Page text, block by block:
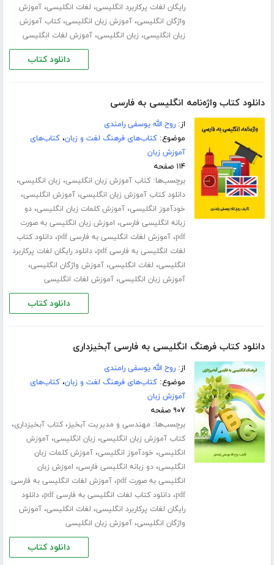
رایگان لغات پرکاربرد انگلیسی، لغات انگلیسی،آموزش
واژگان انگلیسی،آموزش زبان انگلیسی،کتاب آموزش
زبان انگلیسی، زبان انگلیسی،آموزش لغات انگلیسی
دانلود کتاب
دانلود کتاب واژه‌نامه انگلیسی به فارسی
از:روح الله یوسفی رامندی
موضوع:کتاب‌های فرهنگ لغت و زبان،کتاب‌های
آموزش زبان
۱۱۴ صفحه
برچسب‌ها:کتاب آموزش زبان انگلیسی، زبان انگلیسی،
دانلود کتاب آموزش زبان انگلیسی،آموزش انگلیسی،
خودآموز انگلیسی،آموزش کلمات زبان انگلیسی،دو
زبانه انگلیسی فارسی، اموزش زبان انگلیسی به صورت
pdf،آموزش لغات انگلیسی به فارسی pdf ،دانلود کتاب
لغات انگلیسی به فارسی pdf
،دانلود رایگان لغات پرکاربرد
انگلیسی، لغات انگلیسی،آموزش واژگان انگلیسی،
آموزش زبان انگلیسی،آموزش لغات انگلیسی
دانلود کتاب
دانلود کتاب فرهنگ انگلیسی به فارسی آبخیزداری
از:روح الله یوسفی رامندی
موضوع:کتاب‌های فرهنگ لغت و زبان،کتاب‌های
آموزش زبان
۹۰۷ صفحه
برچسب‌ها: مهندسی و مدیریت آبخیز،کتاب آبخیزداری،
کتاب آموزش زبان انگلیسی، زبان انگلیسی،آموزش
انگلیسی، خودآموز انگلیسی،آموزش کلمات زبان
انگلیسی،دو زبانه انگلیسی فارسی، اموزش زبان
انگلیسی به صورت pdf
،آموزش لغات انگلیسی به فارسی
pdf،دانلود کتاب لغات انگلیسی به فارسی pdf ،دانلود
رایگان لغات پرکاربرد انگلیسی، لغات انگلیسی،آموزش
واژگان انگلیسی،آموزش زبان انگلیسی
دانلود کتاب